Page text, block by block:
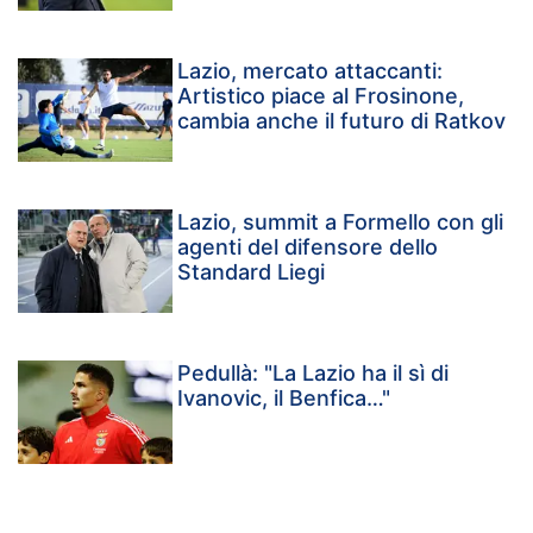
Lazio, mercato attaccanti:
Artistico piace al Frosinone,
cambia anche il futuro di Ratkov
Lazio, summit a Formello con gli
agenti del difensore dello
Standard Liegi
Pedullà: "La Lazio ha il sì di
Ivanovic, il Benfica…"